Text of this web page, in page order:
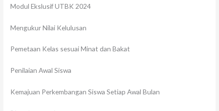
Modul Ekslusif UTBK 2024
Mengukur Nilai Kelulusan
Pemetaan Kelas sesuai Minat dan Bakat
Penilaian Awal Siswa
Kemajuan Perkembangan Siswa Setiap Awal Bulan